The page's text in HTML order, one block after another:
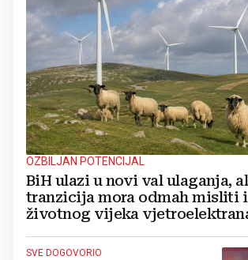
OZBILJAN POTENCIJAL
BiH ulazi u novi val ulaganja,
tranzicija mora odmah misliti i
životnog vijeka
SVE DOGOVORIO